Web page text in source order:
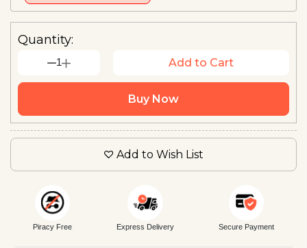
Quantity:
1 Add to Cart
Buy Now
Add to Wish List
Piracy Free Express Delivery Secure Payment